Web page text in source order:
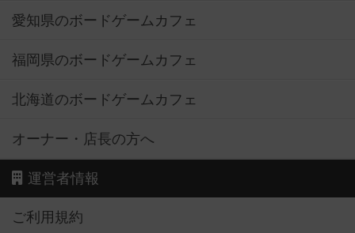
愛知県のボードゲームカフェ
福岡県のボードゲームカフェ
北海道のボードゲームカフェ
オーナー・店長の方へ
運営者情報
ご利用規約